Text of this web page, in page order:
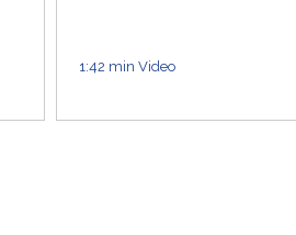
1:42 min Video